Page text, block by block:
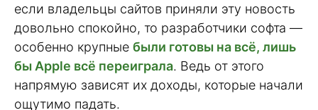
если владельцы сайтов приняли эту новость
довольно спокойно, то разработчики софта —
особенно крупные были готовы на всё, лишь
бы Apple всё переиграла. Ведь от этого
напрямую зависят их доходы, которые начали
ощутимо падать.